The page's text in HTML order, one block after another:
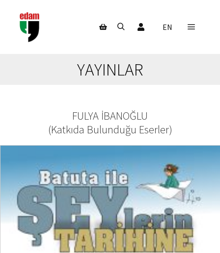
Hesabım
EN
YAYINLAR
FULYA İBANOĞLU
(Katkıda Bulunduğu Eserler)